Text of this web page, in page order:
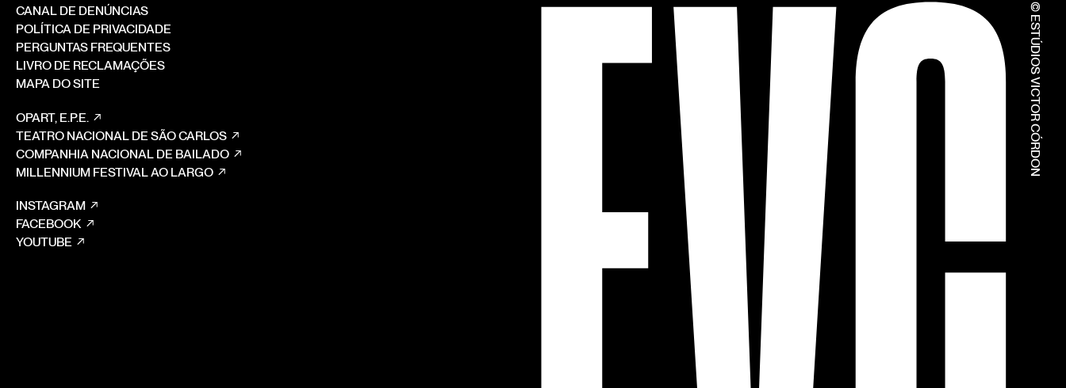
CANAL DE DENÚNCIAS
POLÍTICA DE PRIVACIDADE
PERGUNTAS FREQUENTES
LIVRO DE RECLAMAÇÕES
MAPA DO SITE
OPART, E.P.E.
TEATRO NACIONAL DE SÃO CARLOS
COMPANHIA NACIONAL DE BAILADO
MILLENNIUM FESTIVAL AO LARGO
INSTAGRAM
FACEBOOK
YOUTUBE
© ESTÚDIOS VICTOR CÓRDON